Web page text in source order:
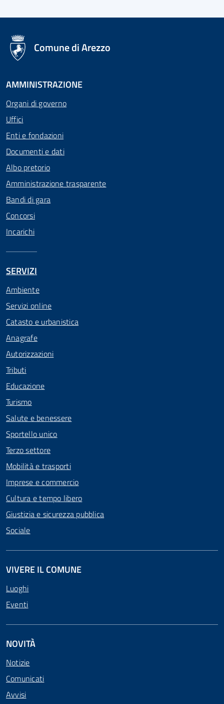
logo Unione Europea
Comune di Arezzo
AMMINISTRAZIONE
Organi di governo
Uffici
Enti e fondazioni
Documenti e dati
Albo pretorio
Amministrazione trasparente
Bandi di gara
Concorsi
Incarichi
SERVIZI
Ambiente
Servizi online
Catasto e urbanistica
Anagrafe
Autorizzazioni
Tributi
Educazione
Turismo
Salute e benessere
Sportello unico
Terzo settore
Mobilità e trasporti
Imprese e commercio
Cultura e tempo libero
Giustizia e sicurezza pubblica
Sociale
VIVERE IL COMUNE
Luoghi
Eventi
NOVITÀ
Notizie
Comunicati
Avvisi